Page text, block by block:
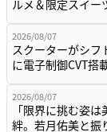
ルメ＆限定スイ
2026/08/07
スクーターがシフ
に電子制御CVT搭
2026/08/07
「限界に挑む姿
絆。若月佑美と